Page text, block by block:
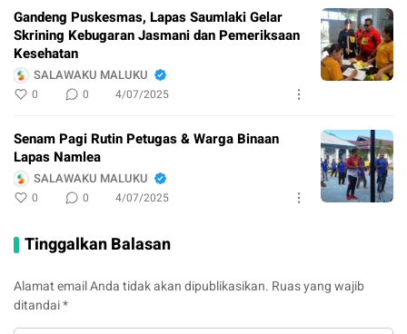
Gandeng Puskesmas, Lapas Saumlaki Gelar
Skrining Kebugaran Jasmani dan Pemeriksaan
Kesehatan
SALAWAKU MALUKU
0 0 4/07/2025
Senam Pagi Rutin Petugas & Warga Binaan
Lapas Namlea
SALAWAKU MALUKU
0 0 4/07/2025
Tinggalkan Balasan
Alamat email Anda tidak akan dipublikasikan. Ruas yang wajib
ditandai*